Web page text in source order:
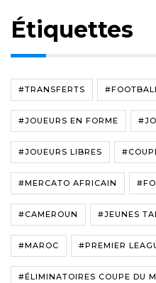
Étiquettes
#TRANSFERTS
#JOUEURS EN FORME
#JOUEURS LIBRES
#MERCATO AFRICAIN
#CAMEROUN #JEUNES
#MAROC #PREMIER
#ÉLIMINATOIRES COUPE DU